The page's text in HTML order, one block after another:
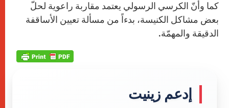
كما وأنّ الكرسي الرسولي يعتمد مقاربة راعوية لحلّ
بعض مشاكل الكنيسة، بدءاً من مسألة تعيين الأساقفة
الدقيقة والمهمّة.
إدعم زينيت